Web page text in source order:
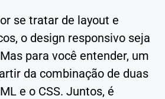
se tratar de layout e
o design responsivo seja
para você entender, um
da combinação de duas
e o CSS. Juntos, é